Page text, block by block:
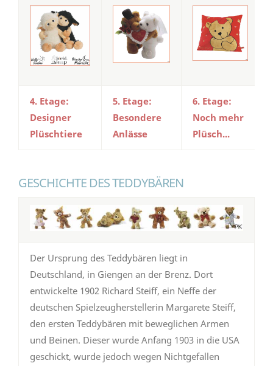
4. Etage:
Designer
Plüschtiere
5. Etage:
Besondere
Anlässe
6. Etage:
Noch mehr
Plüsch...
GESCHICHTE DES TEDDYBÄREN
Der Ursprung des Teddybären liegt in
Deutschland, in Giengen an der Brenz. Dort
entwickelte 1902 Richard Steiff, ein Neffe der
deutschen Spielzeugherstellerin Margarete Steiff,
den ersten Teddybären mit beweglichen Armen
und Beinen. Dieser wurde Anfang 1903 in die USA
geschickt, wurde jedoch wegen Nichtgefallen